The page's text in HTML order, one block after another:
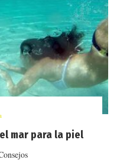
mar para la piel